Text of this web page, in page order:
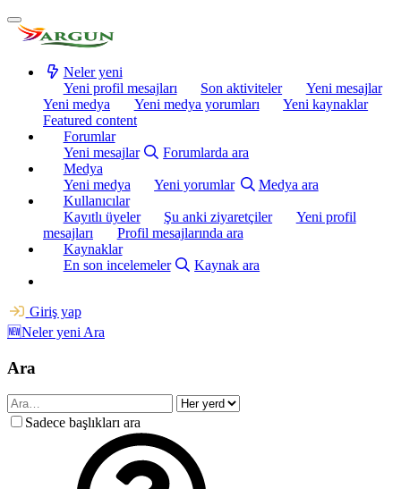
Neler yeni
Yeni profil mesajları
Son aktiviteler
Yeni mesajlar
Yeni medya
Yeni medya yorumları
Yeni kaynaklar
Featured content
Forumlar
Yeni mesajlar
Forumlarda ara
Medya
Yeni medya
Yeni yorumlar
Medya ara
Kullanıcılar
Kayıtlı üyeler
Şu anki ziyaretçiler
Yeni profil
mesajları
Profil mesajlarında ara
Kaynaklar
En son incelemeler
Kaynak ara
Giriş yap
🆕Neler yeni Ara
Ara
Sadece başlıkları ara